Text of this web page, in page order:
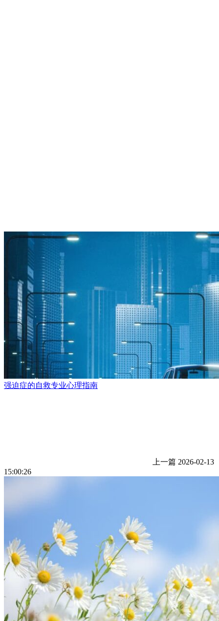
强迫症的自救专业心理指南
上一篇 2026-02-13
15:00:26